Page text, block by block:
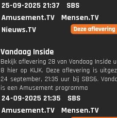
25-09-2025 21:37
SBS
Amusement.TV
Mensen.TV
Nieuws.TV
Vandaag Inside
Bekijk aflevering 28 van Vandaag Inside
8 hier op KIJK. Deze aflevering is
24 september, 21:35 uur bij SBS6.
is een Amusement programma
24-09-2025 21:35
SBS
Amusement.TV
Mensen.TV